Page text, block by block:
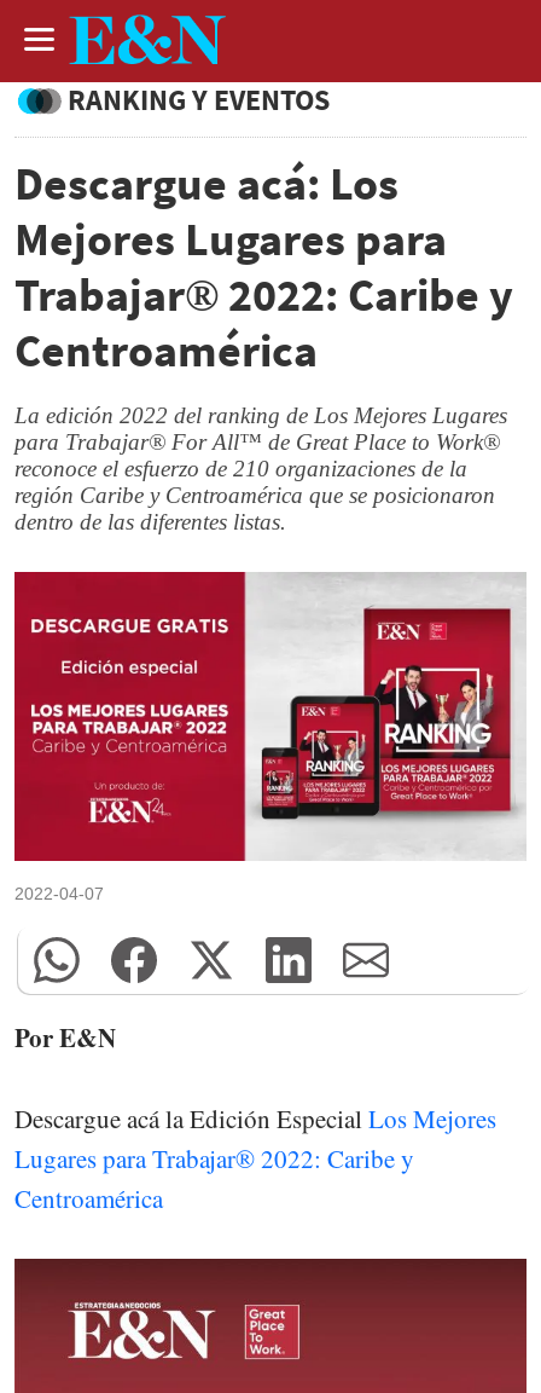
RANKING Y EVENTOS
Descargue acá: Los
Mejores Lugares para
Trabajar® 2022: Caribe y
Centroamérica
La edición 2022 del ranking de Los Mejores Lugares
para Trabajar® For All™ de Great Place to Work®
reconoce el esfuerzo de 210 organizaciones de la
región Caribe y Centroamérica que se posicionaron
dentro de las diferentes listas.
2022-04-07
Por E&N
Descargue acá la Edición EspecialLos Mejores
Lugares para Trabajar® 2022: Caribe y
Centroamérica